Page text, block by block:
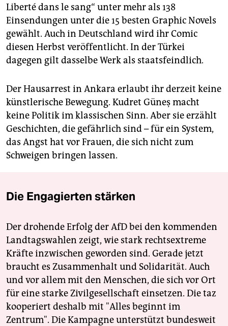
Liberté dans le sang“ unter mehr als 138
Einsendungen unter die 15 besten Graphic Novels
gewählt. Auch in Deutschland wird ihr Comic
diesen Herbst veröffentlicht. In der Türkei
dagegen gilt dasselbe Werk als staatsfeindlich.
Der Hausarrest in Ankara erlaubt ihr derzeit keine
künstlerische Bewegung. Kudret Güneş macht
keine Politik im klassischen Sinn. Aber sie erzählt
Geschichten, die gefährlich sind – für ein System,
das Angst hat vor Frauen, die sich nicht zum
Schweigen bringen lassen.
Die Engagierten stärken
Der drohende Erfolg der AfD bei den kommenden
Landtagswahlen zeigt, wie stark rechtsextreme
Kräfte inzwischen geworden sind. Gerade jetzt
braucht es Zusammenhalt und Solidarität. Auch
und vor allem mit den Menschen, die sich vor Ort
für eine starke Zivilgesellschaft einsetzen. Die taz
kooperiert deshalb mit "Alles beginnt im
Zentrum". Die Kampagne unterstützt bundesweit